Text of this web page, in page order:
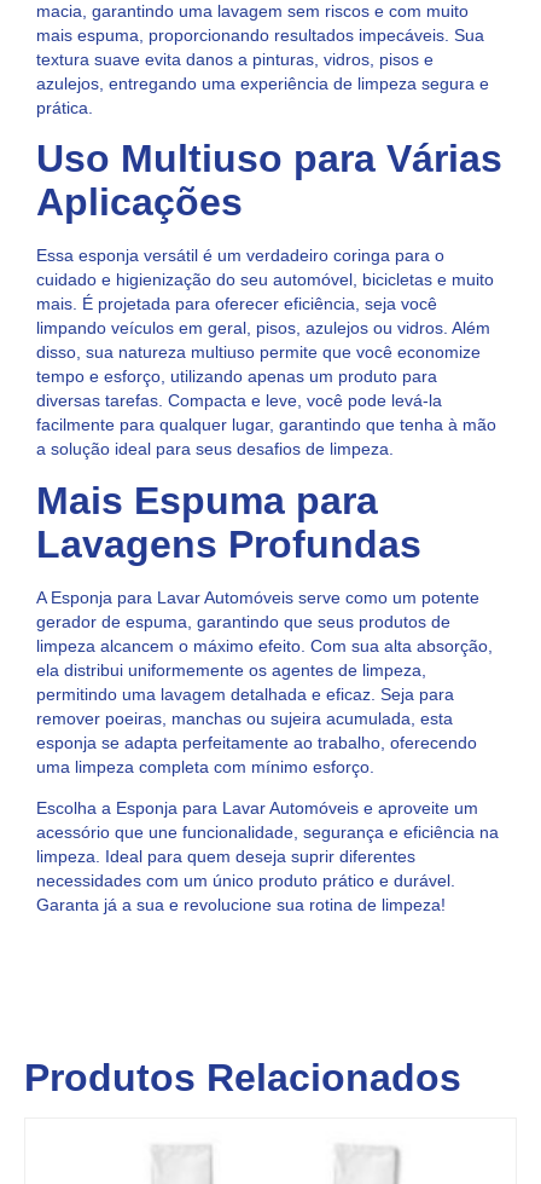
macia, garantindo uma lavagem sem riscos e com muito
mais espuma, proporcionando resultados impecáveis. Sua
textura suave evita danos a pinturas, vidros, pisos e
azulejos, entregando uma experiência de limpeza segura e
prática.
Uso Multiuso para Várias
Aplicações
Essa esponja versátil é um verdadeiro coringa para o
cuidado e higienização do seu automóvel, bicicletas e muito
mais. É projetada para oferecer eficiência, seja você
limpando veículos em geral, pisos, azulejos ou vidros. Além
disso, sua natureza multiuso permite que você economize
tempo e esforço, utilizando apenas um produto para
diversas tarefas. Compacta e leve, você pode levá-la
facilmente para qualquer lugar, garantindo que tenha à mão
a solução ideal para seus desafios de limpeza.
Mais Espuma para
Lavagens Profundas
A Esponja para Lavar Automóveis serve como um potente
gerador de espuma, garantindo que seus produtos de
limpeza alcancem o máximo efeito. Com sua alta absorção,
ela distribui uniformemente os agentes de limpeza,
permitindo uma lavagem detalhada e eficaz. Seja para
remover poeiras, manchas ou sujeira acumulada, esta
esponja se adapta perfeitamente ao trabalho, oferecendo
uma limpeza completa com mínimo esforço.
Escolha a Esponja para Lavar Automóveis e aproveite um
acessório que une funcionalidade, segurança e eficiência na
limpeza. Ideal para quem deseja suprir diferentes
necessidades com um único produto prático e durável.
Garanta já a sua e revolucione sua rotina de limpeza!
Produtos Relacionados